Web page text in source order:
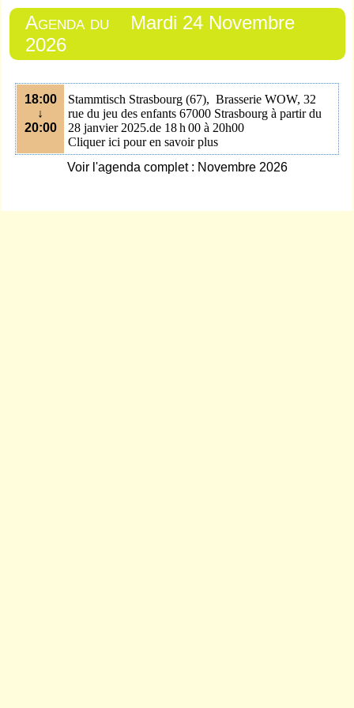
Agenda du
Mardi 24 Novembre
2026
18:00
↓
20:00
Stammtisch Strasbourg (67), Brasserie WOW, 32
rue du jeu des enfants 67000 Strasbourg à partir du
28 janvier 2025.de 18 h 00 à 20h00
Cliquer ici pour en savoir plus
Voir l'agenda complet : Novembre 2026